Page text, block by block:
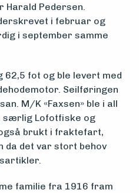
Harald Pedersen.
i februar og
i september samme
62,5 fot og ble levert med
Seilføringen
M/K «Faxsen» ble i all
særlig Lofotfiske og
brukt i fraktefart,
da det var stort behov
familie fra 1916 fram